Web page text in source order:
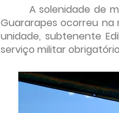
A solenidade de
Guararapes ocorreu
unidade, subtenente
serviço militar